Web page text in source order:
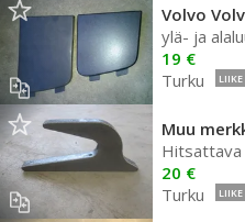
Volvo
ylä- ja
19 €
Turku
LIIKE
Muu
Hitsattava
20 €
Turku
LIIKE